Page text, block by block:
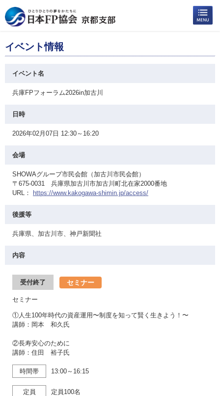
イベント情報
イベント名
兵庫FPフォーラム2026in加古川
日時
2026年02月07日 12:30～16:20
会場
SHOWAグループ市民会館（加古川市民会館）
〒675-0031 兵庫県加古川市加古川町北在家2000番地
URL：
https://www.kakogawa-shimin.jp/access/
後援等
兵庫県、加古川市、神戸新聞社
内容
受付終了 セミナー
セミナー
①人生100年時代の資産運用〜制度を知って賢く生きよう！〜
講師：岡本 和久氏
②長寿安心のために
講師：住田 裕子氏
時間帯 13:00～16:15
定員 定員100名